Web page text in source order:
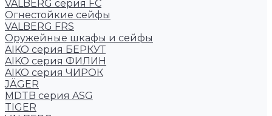
VALBERG серия FC
Огнестойкие сейфы
VALBERG FRS
Оружейные шкафы и сейфы
AIKO серия БЕРКУТ
AIKO серия ФИЛИН
AIKO серия ЧИРОК
JÄGER
MDTB серия ASG
TIGER